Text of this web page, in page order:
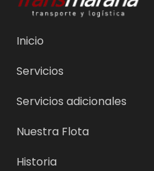
Inicio
Servicios
Servicios adicionales
Nuestra Flota
Historia